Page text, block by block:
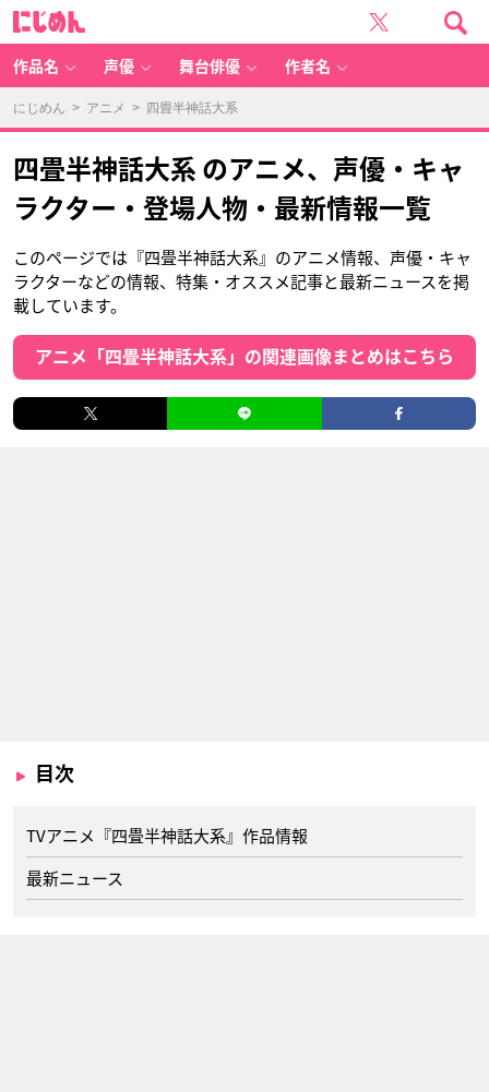
作品名 声優 舞台俳優 作者名
にじめん > アニメ > 四畳半神話大系
四畳半神話大系 のアニメ、声優・キャ
ラクター・登場人物・最新情報一覧
このページでは『四畳半神話大系』のアニメ情報、声優・キャ
ラクターなどの情報、特集・オススメ記事と最新ニュースを掲
載しています。
アニメ「四畳半神話大系」の関連画像まとめはこちら
目次
TVアニメ『四畳半神話大系』作品情報
最新ニュース